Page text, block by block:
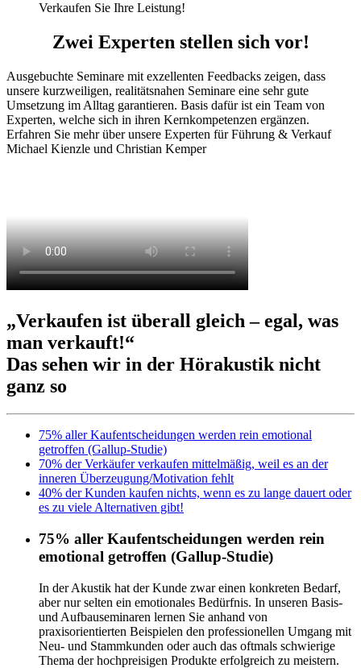
Verkaufen Sie Ihre Leistung!
Zwei Experten stellen sich vor!
Ausgebuchte Seminare mit exzellenten Feedbacks zeigen, dass
unsere kurzweiligen, realitätsnahen Seminare eine sehr gute
Umsetzung im Alltag garantieren. Basis dafür ist ein Team von
Experten, welche sich in ihren Kernkompetenzen ergänzen.
Erfahren Sie mehr über unsere Experten für Führung & Verkauf
Michael Kienzle und Christian Kemper
„Verkaufen ist überall gleich – egal, was
man verkauft!“
Das sehen wir in der Hörakustik nicht
ganz so
75% aller Kaufentscheidungen werden rein emotional
getroffen (Gallup-Studie)
70% der Verkäufer verkaufen mittelmäßig, weil es an der
inneren Überzeugung/Motivation fehlt
40% der Kunden kaufen nichts, wenn es zu lange dauert oder
es zu viele Alternativen gibt!
75% aller Kaufentscheidungen werden rein
emotional getroffen (Gallup-Studie)
In der Akustik hat der Kunde zwar einen konkreten Bedarf,
aber nur selten ein emotionales Bedürfnis. In unseren Basis-
und Aufbauseminaren lernen Sie anhand von
praxisorientierten Beispielen den professionellen Umgang mit
Neu- und Stammkunden oder auch das oftmals schwierige
Thema der hochpreisigen Produkte erfolgreich zu meistern.